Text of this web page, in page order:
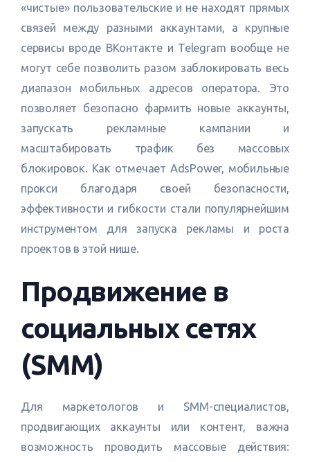
«чистые» пользовательские и не находят прямых
связей между разными аккаунтами, а крупные
сервисы вроде ВКонтакте и Telegram вообще не
могут себе позволить разом заблокировать весь
диапазон мобильных адресов оператора. Это
позволяет безопасно фармить новые аккаунты,
запускать рекламные кампании и
масштабировать трафик без массовых
блокировок. Как отмечает AdsPower, мобильные
прокси благодаря своей безопасности,
эффективности и гибкости стали популярнейшим
инструментом для запуска рекламы и роста
проектов в этой нише.
Продвижение в
социальных сетях
(SMM)
Для маркетологов и SMM-специалистов,
продвигающих аккаунты или контент, важна
возможность проводить массовые действия: